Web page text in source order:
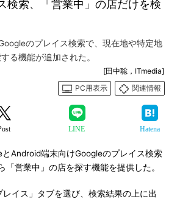
検索、「営業中」の店だけを検
のプレイス検索で、現在地や特定地
る機能が追加された。
[田中聡，ITmedia]
PC用表示
関連情報
LINE Hatena
Android端末向けGoogleのプレイス検索
「営業中」の店を探す機能を提供した。
イス」タブを選び、検索結果の上に出